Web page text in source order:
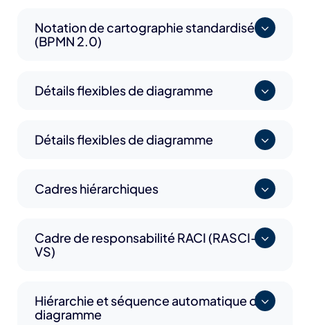
Notation de cartographie standardisée
(BPMN 2.0)
Détails flexibles de diagramme
Détails flexibles de diagramme
Cadres hiérarchiques
Cadre de responsabilité RACI (RASCI-
VS)
Hiérarchie et séquence automatique de
diagramme